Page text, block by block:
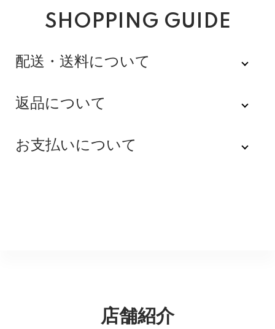
SHOPPING GUIDE
配送・送料について
佐川急便
全品送料無料にてお届けいたします。
※配達時間を指定できない地域（郡部以下は時間指定不
配送・送料の詳細はこちら
返品について
不良品
不良品に該当する場合は当方で負担いたします。返送希
お支払いについて
店舗紹介